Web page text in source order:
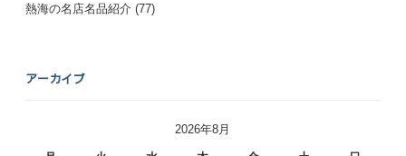
熱海の名店名品紹介 (77)
アーカイブ
2026年8月